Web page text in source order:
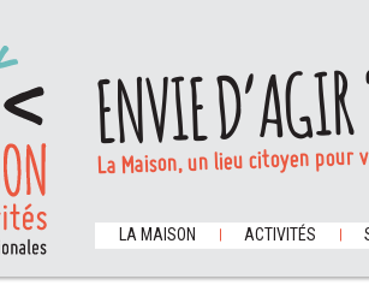
ENVIE
La Maison, un lieu citoyen
LA MAISON ACTIVITÉS